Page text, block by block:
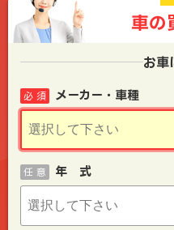
車の
お車
メーカー・車種
必 須
年 式
任 意